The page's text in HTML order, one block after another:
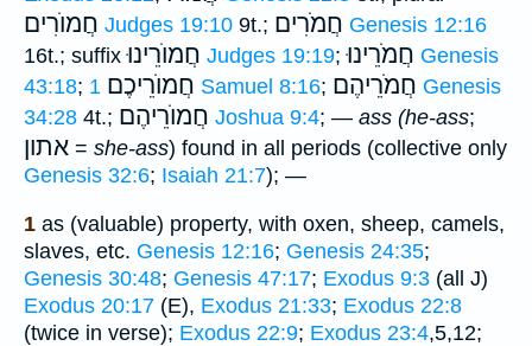
חֲמוֺרִים Judges 19:10 9t.; חֲמֹרִים Genesis 12:16
16t.; suffixחֲמוֺרֵינוּ Judges 19:19;חֲמֹרֵינוּ Genesis
43:18; חֲמוֺרֵיכֶם 1 Samuel 8:16; חֲמֹרֵיהֶם Genesis
34:28 4t.; חֲמוֺרֵיהֶם Joshua 9:4; — ass (he-ass;
אתון = she-ass) found in all periods (collective only
Genesis 32:6; Isaiah 21:7); —
1 as (valuable) property, with oxen, sheep, camels,
slaves, etc. Genesis 12:16; Genesis 24:35;
Genesis 30:48; Genesis 47:17; Exodus 9:3 (all J)
Exodus 20:17 (E), Exodus 21:33; Exodus 22:8
(twice in verse); Exodus 22:9; Exodus 23:4,5,12;